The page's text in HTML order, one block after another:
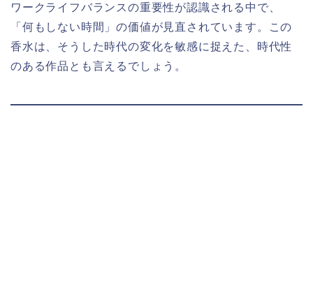
ワークライフバランスの重要性が認識される中で、
「何もしない時間」の価値が見直されています。この
香水は、そうした時代の変化を敏感に捉えた、時代性
のある作品とも言えるでしょう。